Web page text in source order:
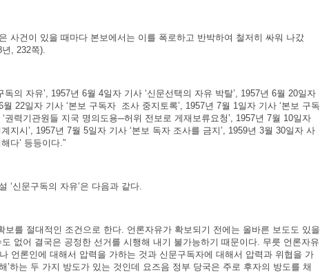
사건이 있을 때마다 본보에서는 이를 폭로하고 반박하여 철저히 싸워 나갔
, 232쪽).
독의 자유’, 1957년 6월 4일자 기사 ‘신문선택의 자유 박탈’, 1957년 6월 20일자
월 22일자 기사 ‘본보 구독자 조사 중지토록’, 1957년 7월 1일자 기사 ‘본보 구독
권력기관원들 지국 명의도용─허위 전보로 게재보류요청’, 1957년 7월 10일자
지시’, 1957년 7월 5일자 기사 ‘본보 독자 조사를 금지’, 1959년 3월 30일자 사
다’ 등등이다.”
‘신문구독의 자유’은 다음과 같다.
보를 절대적인 조건으로 한다. 언론자유가 확보되기 전에는 올바른 보도도 있을
없어 결국은 공정한 선거를 시행해 내기 불가능하기 때문이다. 무릇 언론자유
언론인에 대해서 압력을 가하는 것과 신문구독자에 대해서 압력과 위협을 가
’하는 두 가지 방도가 있는 것인데 요즈음 정부 당국은 주로 후자의 방도를 채